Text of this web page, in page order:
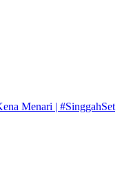
Menari | #SinggahSet